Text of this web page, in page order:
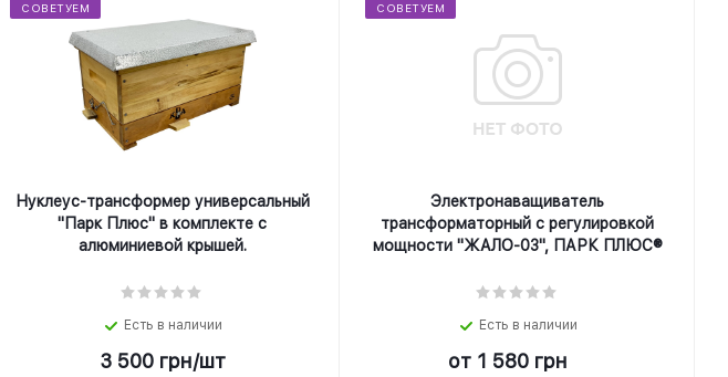
СОВЕТУЕМ
Нуклеус-трансформер универсальный
"Парк Плюс" в комплекте с
алюминиевой крышей.
Есть в наличии
3 500грн/шт
СОВЕТУЕМ
Электронаващиватель
трансформаторный с регулировкой
мощности "ЖАЛО-03", ПАРК ПЛЮС®
Есть в наличии
от 1 580 грн